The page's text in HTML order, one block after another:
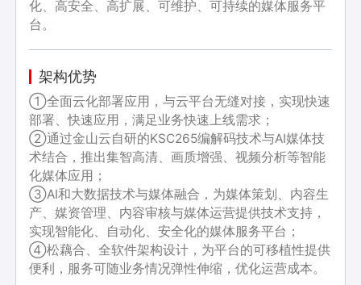
化、高安全、高扩展、可维护、可持续的媒体服务平
台。
架构优势
①全面云化部署应用，与云平台无缝对接，实现快速
部署、快速应用，满足业务快速上线需求；
②通过金山云自研的KSC265编解码技术与AI媒体技
术结合，推出集智高清、画质增强、视频分析等智能
化媒体应用；
③AI和大数据技术与媒体融合，为媒体策划、内容生
产、媒资管理、内容审核与媒体运营提供技术支持，
实现智能化、自动化、安全化的媒体服务平台；
④松藕合、全软件架构设计，为平台的可移植性提供
便利，服务可随业务情况弹性伸缩，优化运营成本。